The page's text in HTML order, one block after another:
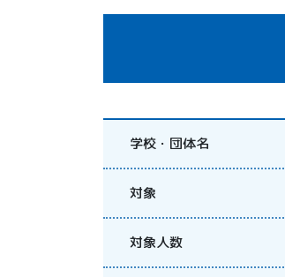
学校・団体名
対象
対象人数